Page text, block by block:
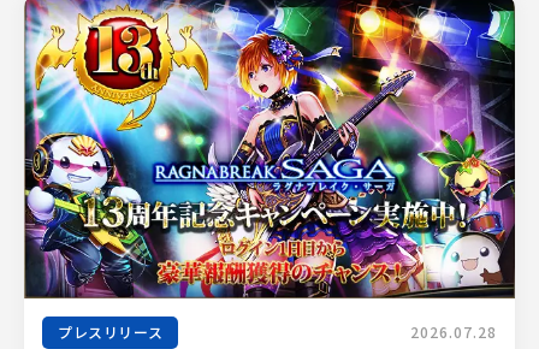
プレスリリース 2026.07.28